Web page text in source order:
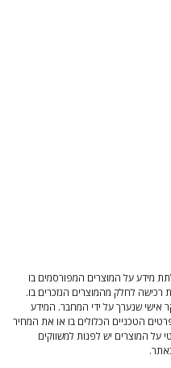
מידע על המוצרים המפורסמים בו
רכישה לחלק מהמוצרים הנזכרים בו.
אישי שנערך על ידי המחבר. המידע
הטכניים הכלולים בו או את המחיר
על המוצרים יש לפנות למשווקים